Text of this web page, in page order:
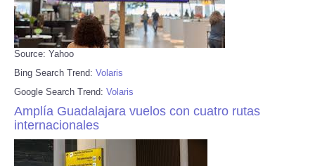
Source: Yahoo
Bing Search Trend: Volaris
Google Search Trend: Volaris
Amplía Guadalajara vuelos con cuatro rutas
internacionales